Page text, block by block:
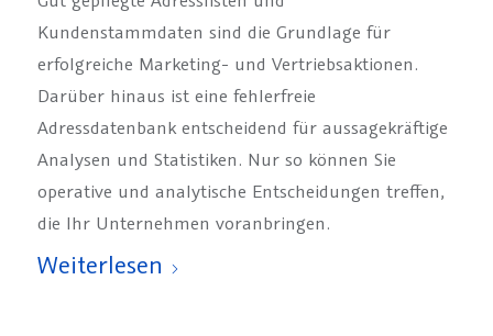
Kundenstammdaten sind die Grundlage für
erfolgreiche Marketing- und Vertriebsaktionen.
Darüber hinaus ist eine fehlerfreie
Adressdatenbank entscheidend für aussagekräftige
Analysen und Statistiken. Nur so können Sie
operative und analytische Entscheidungen treffen,
die Ihr Unternehmen voranbringen.
Weiterlesen